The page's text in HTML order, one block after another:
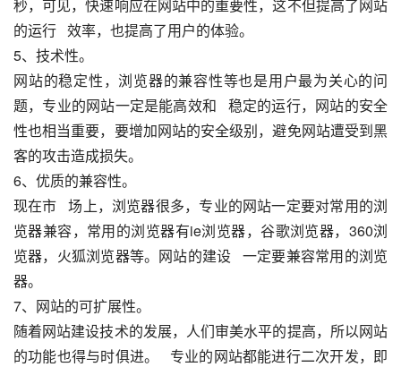
秒，可见，快速响应在网站中的重要性，这不但提高了网站
的运行   效率，也提高了用户的体验。
5、技术性。
网站的稳定性，浏览器的兼容性等也是用户最为关心的问
题，专业的网站一定是能高效和   稳定的运行，网站的安全
性也相当重要，要增加网站的安全级别，避免网站遭受到黑
客的攻击造成损失。
6、优质的兼容性。
现在市   场上，浏览器很多，专业的网站一定要对常用的浏
览器兼容，常用的浏览器有ie浏览器，谷歌浏览器，360浏
览器，火狐浏览器等。网站的建设   一定要兼容常用的浏览
器。
7、网站的可扩展性。
随着网站建设技术的发展，人们审美水平的提高，所以网站
的功能也得与时俱进。   专业的网站都能进行二次开发，即